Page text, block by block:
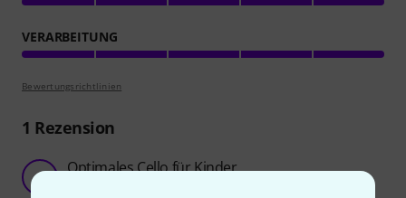
VERARBEITUNG
Bewertungsrichtlinien
1 Rezension
A Optimales Cello für Kinder